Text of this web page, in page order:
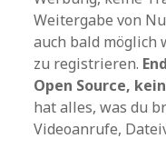
Weitergabe von
auch bald möglich
zu registrieren.
Open Source,
hat alles, was du
Videoanrufe,